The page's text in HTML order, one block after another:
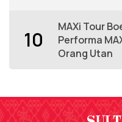
10
MAXi Tour
Performa
Orang Utan